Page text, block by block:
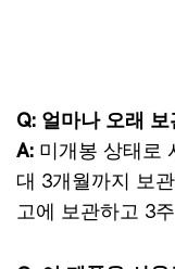
Q: 얼마나 오래
A: 미개봉 상태로
대 3개월까지 보
고에 보관하고 3